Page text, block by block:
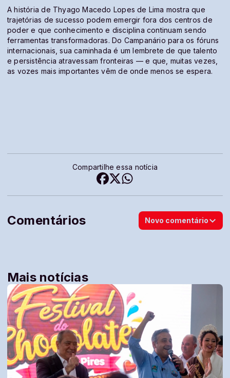
A história de Thyago Macedo Lopes de Lima mostra que
trajetórias de sucesso podem emergir fora dos centros de
poder e que conhecimento e disciplina continuam sendo
ferramentas transformadoras. Do Campanário para os fóruns
internacionais, sua caminhada é um lembrete de que talento
e persistência atravessam fronteiras — e que, muitas vezes,
as vozes mais importantes vêm de onde menos se espera.
Compartilhe essa notícia
Comentários Novo comentário
Mais notícias